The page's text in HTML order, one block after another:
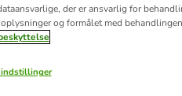
der er ansvarlig for
og formålet med